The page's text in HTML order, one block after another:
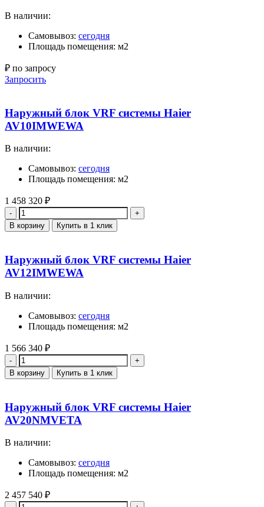
В наличии:
Самовывоз: сегодня
Площадь помещения: м2
₽ по запросу
Запросить
Наружный блок VRF системы Haier
AV10IMWEWA
В наличии:
Самовывоз: сегодня
Площадь помещения: м2
1 458 320 ₽
Количество
В корзину Купить в 1 клик
Наружный блок VRF системы Haier
AV12IMWEWA
В наличии:
Самовывоз: сегодня
Площадь помещения: м2
1 566 340 ₽
Количество
В корзину Купить в 1 клик
Наружный блок VRF системы Haier
AV20NMVETA
В наличии:
Самовывоз: сегодня
Площадь помещения: м2
2 457 540 ₽